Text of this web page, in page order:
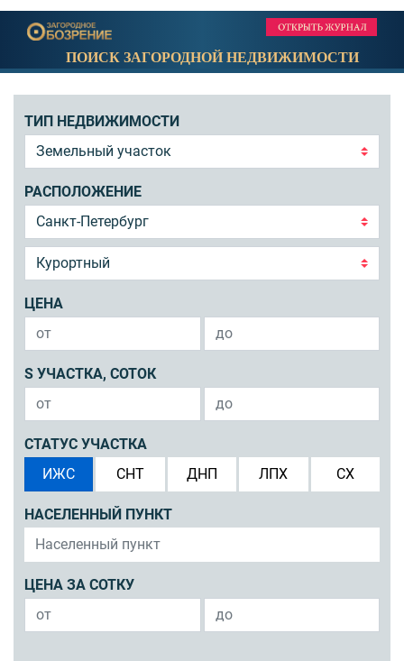
ПОИСК ЗАГОРОДНОЙ НЕДВИЖИМОСТИ
ТИП НЕДВИЖИМОСТИ
РАСПОЛОЖЕНИЕ
ЦЕНА
S УЧАСТКА, СОТОК
СТАТУС УЧАСТКА
ИЖС
СНТ ДНП ЛПХ СХ
НАСЕЛЕННЫЙ ПУНКТ
ЦЕНА ЗА СОТКУ